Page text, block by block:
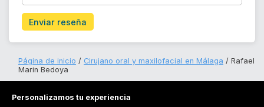
Enviar reseña
Página de inicio Cirujano oral y maxilofacial en Málaga
Rafael
Marin Bedoya
Personalizamos tu experiencia